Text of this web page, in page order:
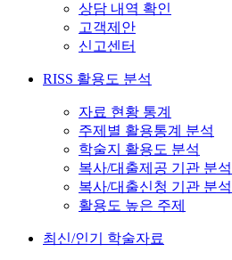
상담 내역 확인
고객제안
신고센터
RISS 활용도 분석
자료 현황 통계
주제별 활용통계 분석
학술지 활용도 분석
복사/대출제공 기관 분석
복사/대출신청 기관 분석
활용도 높은 주제
최신/인기 학술자료